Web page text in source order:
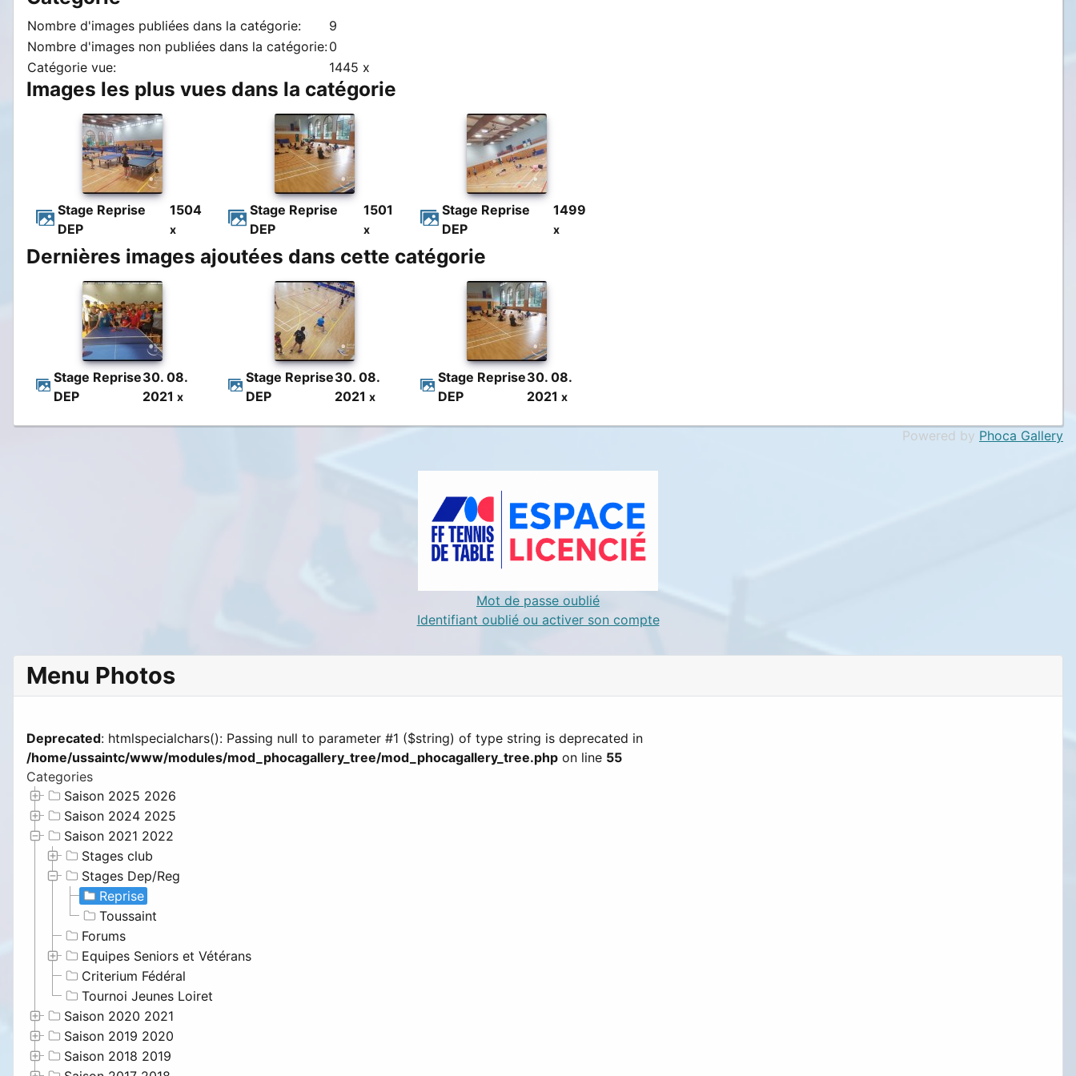
Mot de passe oublié
Identifiant oublié ou activer son compte
Menu Photos
Deprecated: htmlspecialchars(): Passing null to parameter #1 ($string) of type string is deprecated in
/home/ussaintc/www/modules/mod_phocagallery_tree/mod_phocagallery_tree.php on line 55
Categories
Saison 2025 2026
Saison 2024 2025
Saison 2021 2022
Stages club
Stages Dep/Reg
Reprise
Toussaint
Forums
Equipes Seniors et Vétérans
Criterium Fédéral
Tournoi Jeunes Loiret
Saison 2020 2021
Saison 2019 2020
Saison 2018 2019
Nombre d'images publiées dans la catégorie:
9
Nombre d'images non publiées dans la catégorie:0
Catégorie vue:
1445 x
Images les plus vues dans la catégorie
Stage Reprise
DEP
1504
x
Stage Reprise
DEP
1501
x
Stage Reprise
DEP
1499
x
Dernières images ajoutées dans cette catégorie
Stage Reprise
DEP
30. 08.
2021 x
Stage Reprise
DEP
30. 08.
2021 x
Stage Reprise
DEP
30. 08.
2021 x
Powered by Phoca Gallery